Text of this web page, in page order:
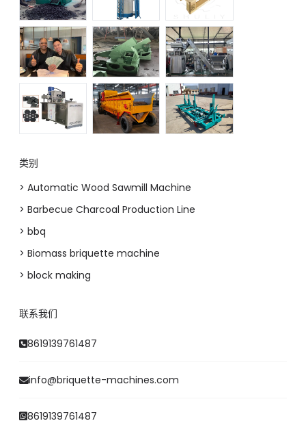
类别
> Automatic Wood Sawmill Machine
> Barbecue Charcoal Production Line
> bbq
> Biomass briquette machine
> block making
联系我们
8619139761487
info@briquette-machines.com
8619139761487